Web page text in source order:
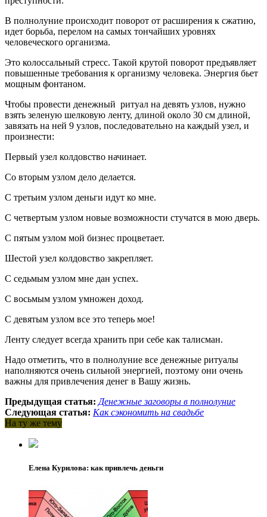
В полнолуние происходит поворот от расширения к сжатию,
идет борьба, перелом на самых тончайших уровнях
человеческого организма.
Это колоссальный стресс. Такой крутой поворот предъявляет
повышенные требования к организму человека. Энергия бьет
мощным фонтаном.
Чтобы провести денежный ритуал на девять узлов, нужно
взять зеленую шелковую ленту, длиной около 30 см длиной,
завязать на ней 9 узлов, последовательно на каждый узел, и
произнести:
Первый узел колдовство начинает.
Со вторым узлом дело делается.
С третьим узлом деньги идут ко мне.
С четвертым узлом новые возможности стучатся в мою дверь.
С пятым узлом мой бизнес процветает.
Шестой узел колдовство закрепляет.
С седьмым узлом мне дан успех.
С восьмым узлом умножен доход.
С девятым узлом все это теперь мое!
Ленту следует всегда хранить при себе как талисман.
Надо отметить, что в полнолуние все денежные ритуалы
наполняются очень сильной энергией, поэтому они очень
важны для привлечения денег в Вашу жизнь.
Предыдущая статья: Денежные заговоры в полнолуние
Следующая статья: Как сэкономить на свадьбе
На ту же тему
Елена Курилова: как привлечь деньги